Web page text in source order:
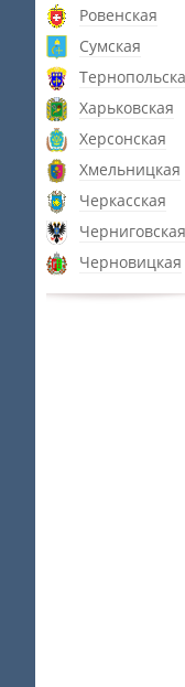
Ровенская
Сумская
Харьковская
Херсонская
Хмельницкая
Черкасская
Черниговская
Черновицкая